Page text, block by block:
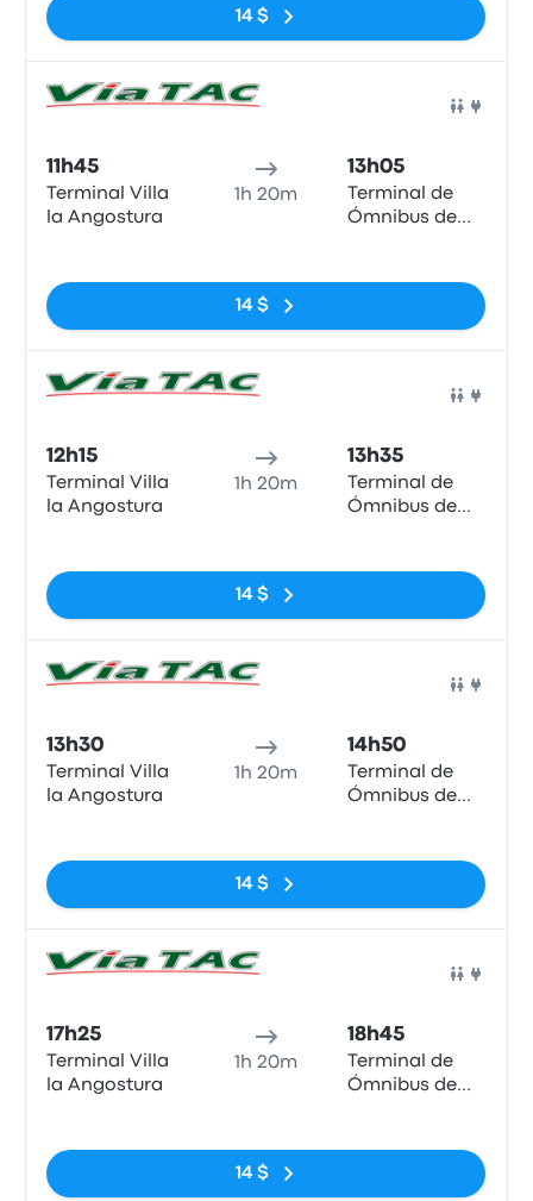
14 $
11h45
Terminal Villa
la Angostura
1h 20m
13h05
Terminal de
Ómnibus de
14 $
12h15
Terminal Villa
la Angostura
1h 20m
13h35
Terminal de
Ómnibus de
14 $
13h30
Terminal Villa
la Angostura
1h 20m
14h50
Terminal de
Ómnibus de
14 $
17h25
Terminal Villa
la Angostura
1h 20m
18h45
Terminal de
Ómnibus de
14 $